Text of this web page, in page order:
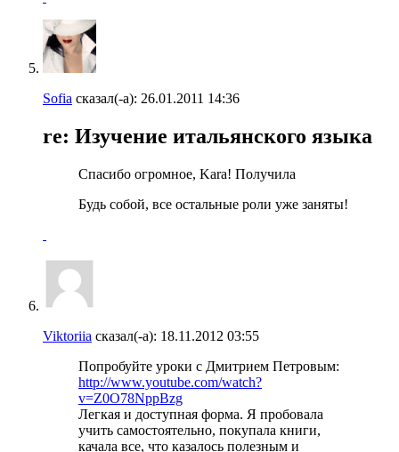
Sofia сказал(-а): 26.01.2011 14:36
re: Изучение итальянского языка
Спасибо огромное, Kara! Получила
Будь собой, все остальные роли уже заняты!
Viktoriia сказал(-а): 18.11.2012 03:55
Попробуйте уроки с Дмитрием Петровым:
http://www.youtube.com/watch?
v=Z0O78NppBzg
Легкая и доступная форма. Я пробовала
учить самостоятельно, покупала книги,
качала все, что казалось полезным и